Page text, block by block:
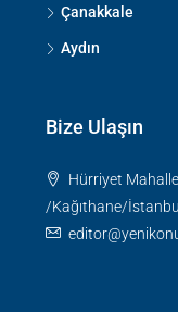
Çanakkale
Aydın
Bize Ulaşın
Hürriyet
/Kağıthane/İstanbul